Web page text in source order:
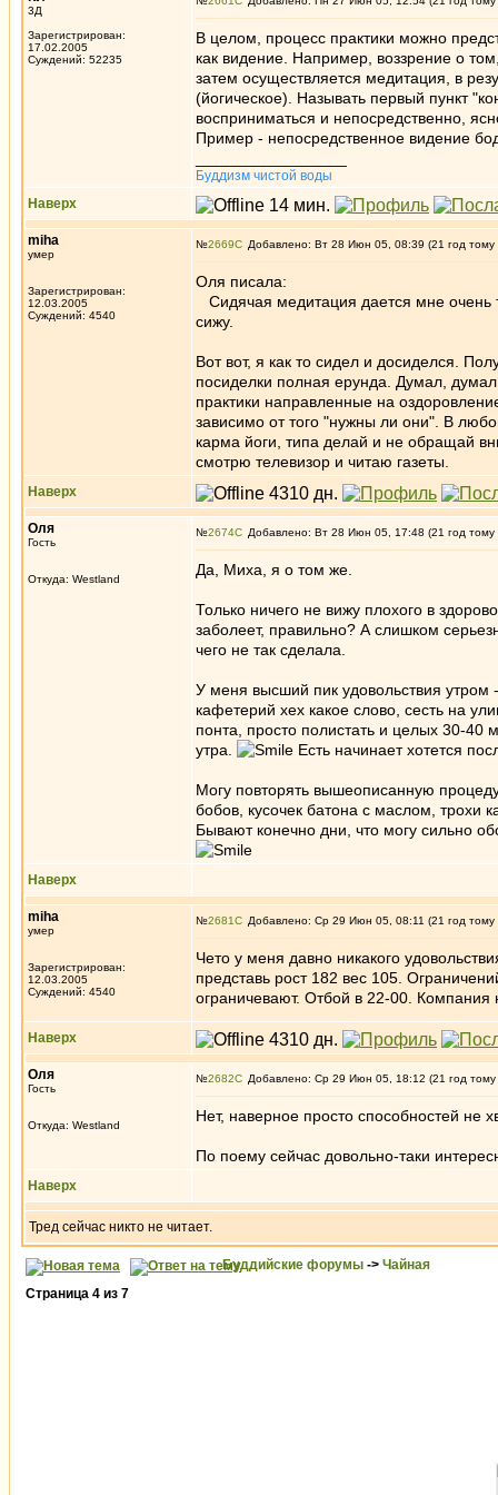
3Д
Зарегистрирован:
17.02.2005
Суждений: 52235
В целом, процесс практики можно
как видение. Например, воззрение о
затем осуществляется медитация, в
(йогическое). Называть первый пункт
восприниматься и непосредственно,
Пример - непосредственное видение
Буддизм чистой воды
Наверх
miha
умер
Зарегистрирован:
12.03.2005
Суждений: 4540
№2669 Добавлено: Вт 28 Июн 05, 08:39 (21 год тому
Оля писала:
Сидячая медитация дается мне
сижу.
Вот вот, я как то сидел и досиделся.
посиделки полная ерунда. Думал,
практики направленные на
зависимо от того "нужны ли они". В
карма йоги, типа делай и не обращай
смотрю телевизор и читаю газеты.
Наверх
Оля
Гость
Откуда: Westland
№2674 Добавлено: Вт 28 Июн 05, 17:48 (21 год тому
Да, Миха, я о том же.
Только ничего не вижу плохого в
заболеет, правильно? А слишком
чего не так сделала.
У меня высший пик удовольствия утром
кафетерий хех какое слово, сесть на
понта, просто полистать и целых 30-
утра.
Есть начинает хотется
Могу повторять вышеописанную
бобов, кусочек батона с маслом, трохи
Бывают конечно дни, что могу сильно
Наверх
miha
умер
Зарегистрирован:
12.03.2005
Суждений: 4540
№2681 Добавлено: Ср 29 Июн 05, 08:11 (21 год тому
Чето у меня давно никакого
представь рост 182 вес 105.
ограничевают. Отбой в 22-00.
Наверх
Оля
Гость
Откуда: Westland
№2682 Добавлено: Ср 29 Июн 05, 18:12 (21 год тому
Нет, наверное просто способностей не
По поему сейчас довольно-таки
Наверх
Тред сейчас никто не читает.
Буддийские форумы -> Чайная
Страница 4 из 7